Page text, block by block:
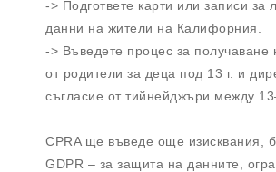
-> Подгответе карти или записи за
данни на жители на Калифорния.
-> Въведете процес за получаване
от родители за деца под 13 г. и
съгласие от тийнейджъри между
CPRA ще въведе още изисквания,
GDPR – за защита на данните,